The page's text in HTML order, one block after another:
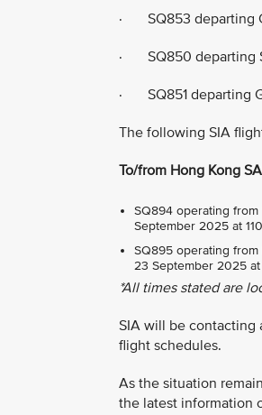
· SQ853 departing
· SQ850 departing
· SQ851 departing
The following SIA
To/from Hong Kong
SQ894 operating
September 2025 at
SQ895 operating
23 September 2025
*All times stated are
SIA will be contacting
flight schedules.
As the situation
the latest information